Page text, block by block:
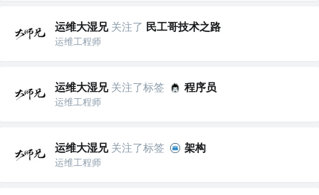
运维大湿兄 关注了 民工哥技术之路
运维工程师
运维大湿兄 关注了标签 程序员
运维工程师
运维大湿兄 关注了标签 架构
运维工程师